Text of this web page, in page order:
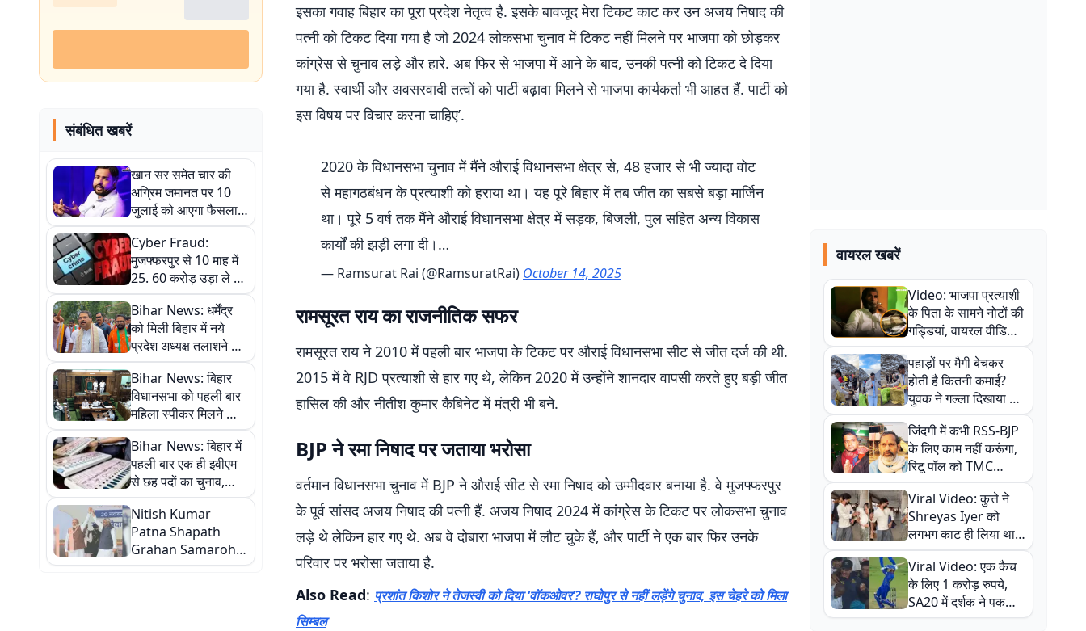
संबंधित खबरें
खान सर समेत चार की
अग्रिम जमानत पर 10
जुलाई को आएगा फैसला,
अदालत ने आदेश रखा
सुरक्षित
Cyber ​​Fraud:
मुजफ्फरपुर से 10 माह में
25. 60 करोड़ उड़ा ले गये
साइबर फ्राड, हर माह
औसतन 411 लोग हो रहे
शिकार
Bihar News: धर्मेंद्र
को मिली बिहार में नये
प्रदेश अध्यक्ष तलाशने की
जिम्मेदारी, इस ब्राह्मण
नेता का नाम सबसे आगे
Bihar News: बिहार
विधानसभा को पहली बार
महिला स्पीकर मिलने की
उम्मीद, एनडीए में इस नाम
पर हो रहा विचार
Bihar News: बिहार में
पहली बार एक ही इवीएम
से छह पदों का चुनाव,
नोटा का नहीं होगा विकल्प
Nitish Kumar
Patna Shapath
Grahan Samaroh
Live: नीतीश बने 10वीं
इसका गवाह बिहार का पूरा प्रदेश नेतृत्व है. इसके बावजूद मेरा टिकट काट कर उन अजय निषाद की
पत्नी को टिकट दिया गया है जो 2024 लोकसभा चुनाव में टिकट नहीं मिलने पर भाजपा को छोड़कर
कांग्रेस से चुनाव लड़े और हारे. अब फिर से भाजपा में आने के बाद, उनकी पत्नी को टिकट दे दिया
गया है. स्वार्थी और अवसरवादी तत्वों को पार्टी बढ़ावा मिलने से भाजपा कार्यकर्ता भी आहत हैं. पार्टी को
इस विषय पर विचार करना चाहिए’.
2020 के विधानसभा चुनाव में मैंने औराई विधानसभा क्षेत्र से, 48 हजार से भी ज्यादा वोट
से महागठबंधन के प्रत्याशी को हराया था। यह पूरे बिहार में तब जीत का सबसे बड़ा मार्जिन
था। पूरे 5 वर्ष तक मैंने औराई विधानसभा क्षेत्र में सड़क, बिजली, पुल सहित अन्य विकास
कार्यों की झड़ी लगा दी।…
— Ramsurat Rai (@RamsuratRai) October 14, 2025
रामसूरत राय का राजनीतिक सफर
रामसूरत राय ने 2010 में पहली बार भाजपा के टिकट पर औराई विधानसभा सीट से जीत दर्ज की थी.
2015 में वे RJD प्रत्याशी से हार गए थे, लेकिन 2020 में उन्होंने शानदार वापसी करते हुए बड़ी जीत
हासिल की और नीतीश कुमार कैबिनेट में मंत्री भी बने.
BJP ने रमा निषाद पर जताया भरोसा
वर्तमान विधानसभा चुनाव में BJP ने औराई सीट से रमा निषाद को उम्मीदवार बनाया है. वे मुजफ्फरपुर
के पूर्व सांसद अजय निषाद की पत्नी हैं. अजय निषाद 2024 में कांग्रेस के टिकट पर लोकसभा चुनाव
लड़े थे लेकिन हार गए थे. अब वे दोबारा भाजपा में लौट चुके हैं, और पार्टी ने एक बार फिर उनके
परिवार पर भरोसा जताया है.
Also Read: प्रशांत किशोर ने तेजस्वी को दिया ‘वॉकओवर’? राघोपुर से नहीं लड़ेंगे चुनाव, इस चेहरे को मिला
सिम्बल
वायरल खबरें
Video: भाजपा प्रत्याशी
के पिता के सामने नोटों की
गड्डियां, वायरल वीडियो
से राजनीति में उबाल,
अजित महतो बोले- TMC
की गंदी चाल
पहाड़ों पर मैगी बेचकर
होती है कितनी कमाई?
युवक ने गल्ला दिखाया तो
नौकरी वालों के खड़े हो गए
कान
जिंदगी में कभी RSS-BJP
के लिए काम नहीं करूंगा,
रिंटू पॉल को TMC
ऑफिस में ले जाकर पीटा,
Video वायरल
Viral Video: कुत्ते ने
Shreyas Iyer को
लगभग काट ही लिया था,
न्यूजीलैंड सीरीज से पहले
बाल-बाल बचे
Viral Video: एक कैच
के लिए 1 करोड़ रुपये,
SA20 में दर्शक ने पकड़ा
एक हाथ से गजब का कैच